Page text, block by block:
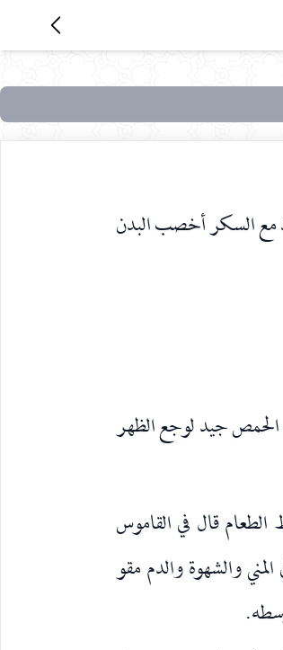
مع السكر أخصب البدن
جيد لوجع الظهر
قال في القاموس
والشهوة والدم مقو